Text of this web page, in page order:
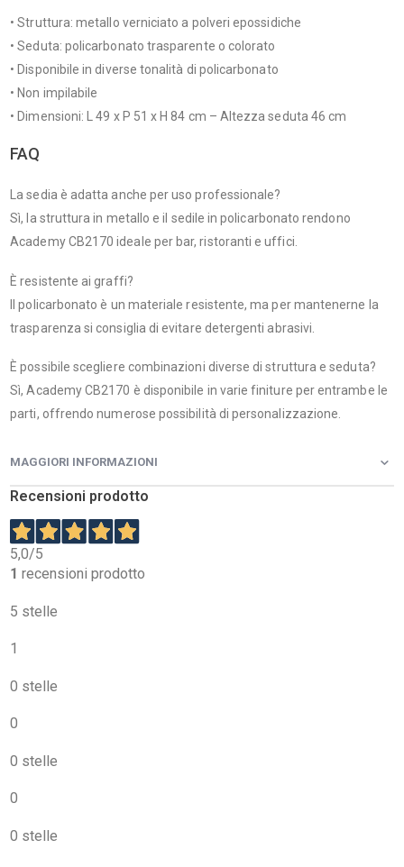
• Struttura: metallo verniciato a polveri epossidiche
• Seduta: policarbonato trasparente o colorato
• Disponibile in diverse tonalità di policarbonato
• Non impilabile
• Dimensioni: L 49 x P 51 x H 84 cm – Altezza seduta 46 cm
FAQ
La sedia è adatta anche per uso professionale?
Sì, la struttura in metallo e il sedile in policarbonato rendono
Academy CB2170 ideale per bar, ristoranti e uffici.
È resistente ai graffi?
Il policarbonato è un materiale resistente, ma per mantenerne la
trasparenza si consiglia di evitare detergenti abrasivi.
È possibile scegliere combinazioni diverse di struttura e seduta?
Sì, Academy CB2170 è disponibile in varie finiture per entrambe le
parti, offrendo numerose possibilità di personalizzazione.
MAGGIORI INFORMAZIONI
Recensioni prodotto
5,0/5
1 recensioni prodotto
5 stelle
1
0 stelle
0
0 stelle
0
0 stelle